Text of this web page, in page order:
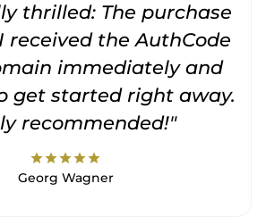
thrilled: The purchase
received the AuthCode
immediately and
get started right away.
recommended!"
starstarstarstarstar
Georg Wagner